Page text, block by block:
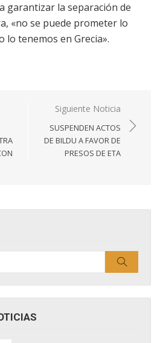
garantizar la separación de
«no se puede prometer lo
lo tenemos en Grecia».
Siguiente Noticia
SUSPENDEN ACTOS
DE BILDU A FAVOR DE
PRESOS DE ETA